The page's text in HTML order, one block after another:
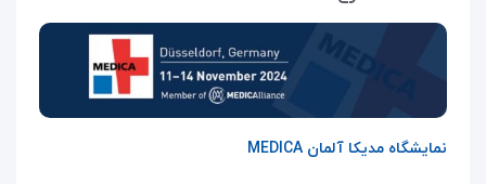
نمایشگاه مدیکا آلمان MEDICA